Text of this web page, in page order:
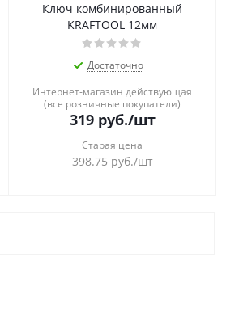
Ключ комбинированный
KRAFTOOL 12мм
Достаточно
Интернет-магазин действующая
(все розничные покупатели)
319руб./шт
Старая цена
398.75руб./шт